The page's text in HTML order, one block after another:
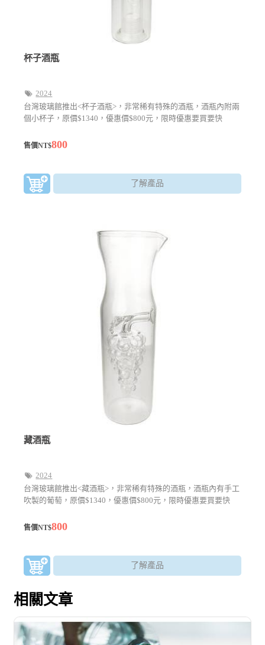
杯子酒瓶
2024
台灣玻璃館推出<杯子酒瓶>，非常稀有特殊的酒瓶，酒瓶內附兩
個小杯子，原價$1340，優惠價$800元，限時優惠要買要快
售價NT$800
了解產品
藏酒瓶
2024
台灣玻璃館推出<藏酒瓶>，非常稀有特殊的酒瓶，酒瓶內有手工
吹製的葡萄，原價$1340，優惠價$800元，限時優惠要買要快
售價NT$800
了解產品
相關文章